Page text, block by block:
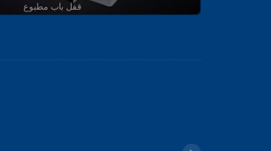
قفل باب مطبوع